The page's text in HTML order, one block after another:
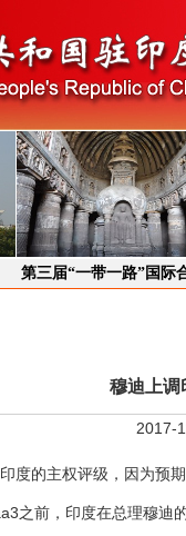
第三届“一带一路”国际
穆迪上调
2017-
的主权评级，因为预期
前，印度在总理穆迪